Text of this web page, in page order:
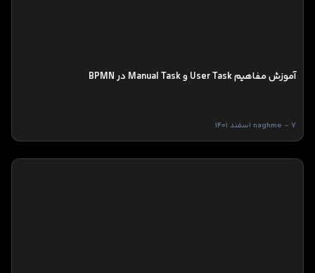
آموزش مفاهیم User Task و Manual Task در BPMN
naghme - 7 اسفند 1401